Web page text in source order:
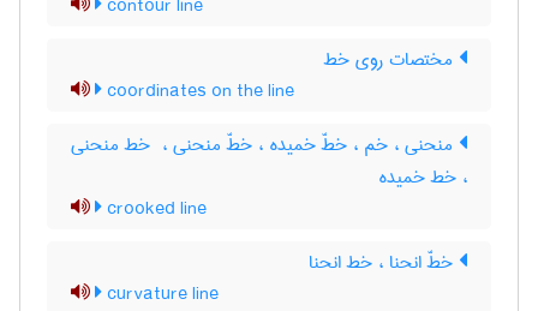
مختصات روی خط
coordinates on the line
منحنی ، خم ، خطّ خمیده ، خطّ منحنی ، ‌ خط منحنی
، خط خمیده
crooked line
خطّ انحنا ، خط انحنا
curvature line